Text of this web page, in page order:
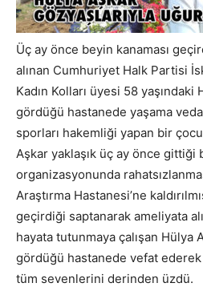
Üç ay önce beyin kanaması
alınan Cumhuriyet Halk Partisi
Kadın Kolları üyesi 58 yaşındaki
gördüğü hastanede yaşama
sporları hakemliği yapan bir
Aşkar yaklaşık üç ay önce gittiği
organizasyonunda
Araştırma Hastanesi’ne
geçirdiği saptanarak ameliyata
hayata tutunmaya çalışan Hülya
gördüğü hastanede vefat
tüm sevenlerini derinden üzdü.